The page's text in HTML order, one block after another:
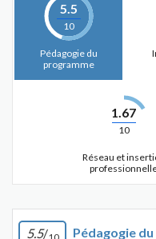
5.5
10
Pédagogie du
programme
1.67
10
Réseau et
5.5/10 Pédagogie